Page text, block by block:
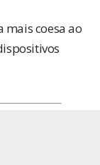
mais coesa ao